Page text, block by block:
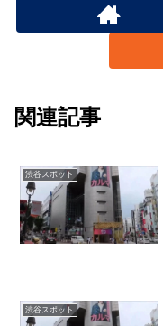
関連記事
渋谷スポット
渋谷スポット